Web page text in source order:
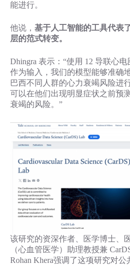
能进行。
他说， 基于人工智能的工具代表
层的范式转变。
Dhingra 表示：“使用 12 导联心
作为输入，我们的模型能够准确
巴西不同人群的心力衰竭风险进
可以在他们出现明显症状之前预
衰竭的风险。”
该研究的资深作者、医学博士、
（心血管医学）助理教授兼
Rohan Khera强调了这项研究对